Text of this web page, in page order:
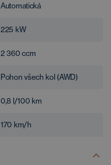
Automatická
225 kW
2 360 ccm
Pohon všech kol (AWD)
0,8 l/100 km
170 km/h